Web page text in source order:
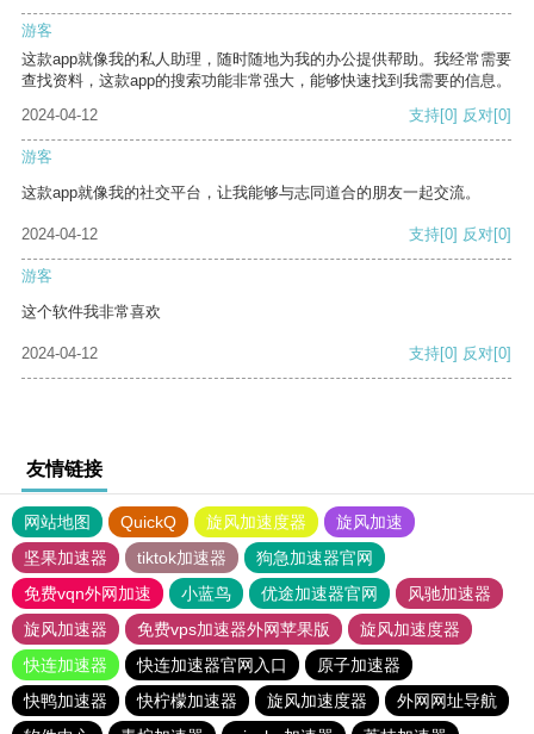
游客
这款app就像我的私人助理，随时随地为我的办公提供帮助。我经常需要
查找资料，这款app的搜索功能非常强大，能够快速找到我需要的信息。
2024-04-12
支持[0] 反对[0]
游客
这款app就像我的社交平台，让我能够与志同道合的朋友一起交流。
2024-04-12 支持[0] 反对[0]
游客
这个软件我非常喜欢
2024-04-12 支持[0] 反对[0]
友情链接
网站地图 QuickQ 旋风加速度器
旋风加速
坚果加速器
tiktok加速器
狗急加速器官网
免费vqn外网加速
小蓝鸟 优途加速器官网
风驰加速器
旋风加速器
免费vps加速器外网苹果版
旋风加速度器
快连加速器
快连加速器官网入口
原子加速器
快鸭加速器
快柠檬加速器 旋风加速度器
外网网址导航